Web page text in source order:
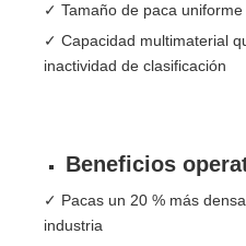
✓ Tamaño de paca
✓ Capacidad multimaterial
inactividad de clasificación
Beneficios
✓ Pacas un 20 % más
industria